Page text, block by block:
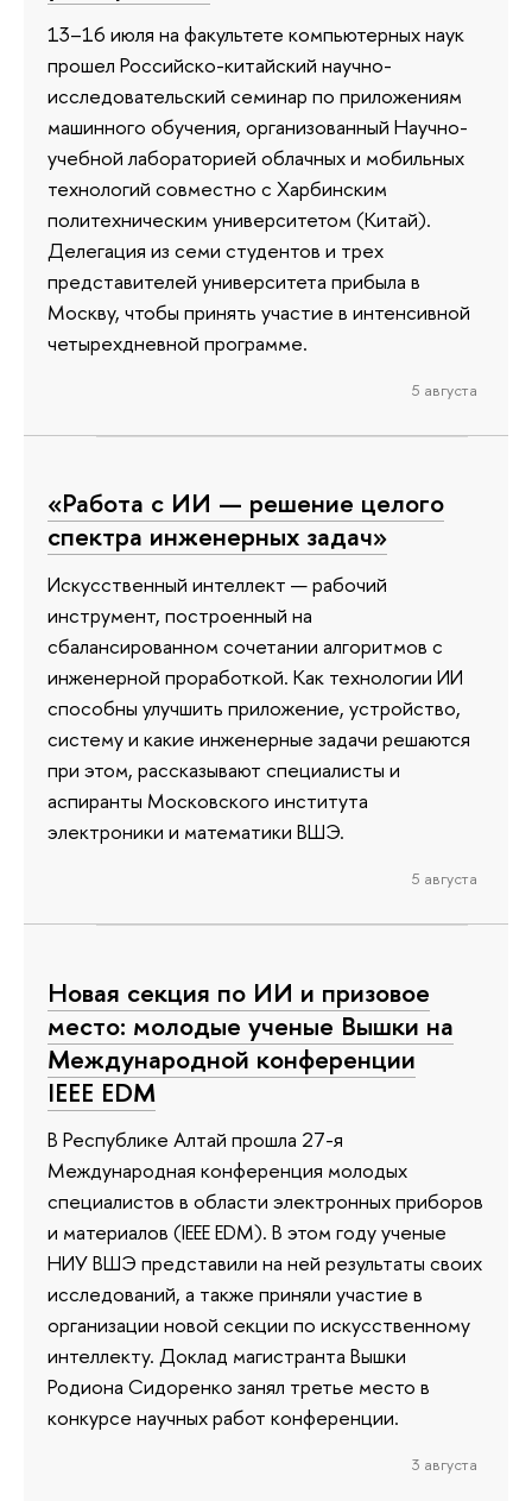
13–16 июля на факультете компьютерных наук
прошел Российско-китайский научно-
исследовательский семинар по приложениям
машинного обучения, организованный Научно-
учебной лабораторией облачных и мобильных
технологий совместно с Харбинским
политехническим университетом (Китай).
Делегация из семи студентов и трех
представителей университета прибыла в
Москву, чтобы принять участие в интенсивной
четырехдневной программе.
5 августа
«Работа с ИИ — решение целого
спектра инженерных задач»
Искусственный интеллект — рабочий
инструмент, построенный на
сбалансированном сочетании алгоритмов с
инженерной проработкой. Как технологии ИИ
способны улучшить приложение, устройство,
систему и какие инженерные задачи решаются
при этом, рассказывают специалисты и
аспиранты Московского института
электроники и математики ВШЭ.
5 августа
Новая секция по ИИ и призовое
место: молодые ученые Вышки на
Международной конференции
IEEE EDM
В Республике Алтай прошла 27-я
Международная конференция молодых
специалистов в области электронных приборов
и материалов (IEEE EDM). В этом году ученые
НИУ ВШЭ представили на ней результаты своих
исследований, а также приняли участие в
организации новой секции по искусственному
интеллекту. Доклад магистранта Вышки
Родиона Сидоренко занял третье место в
конкурсе научных работ конференции.
3 августа